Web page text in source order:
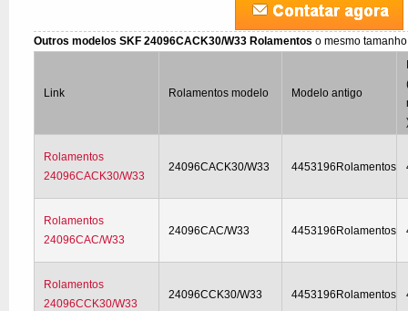
Outros modelos SKF 24096CACK30/W33 Rolamentoso mesmo
Link Rolamentos modelo Modelo antigo
Rolamentos
24096CACK30/W33
24096CACK30/W33 4453196Rolamentos
Rolamentos
24096CAC/W33
24096CAC/W33 4453196Rolamentos
Rolamentos
24096CCK30/W33
24096CCK30/W33 4453196Rolamentos